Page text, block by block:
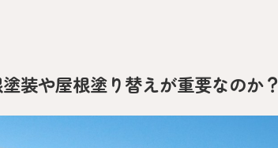
装や屋根塗り替えが重要なのか？